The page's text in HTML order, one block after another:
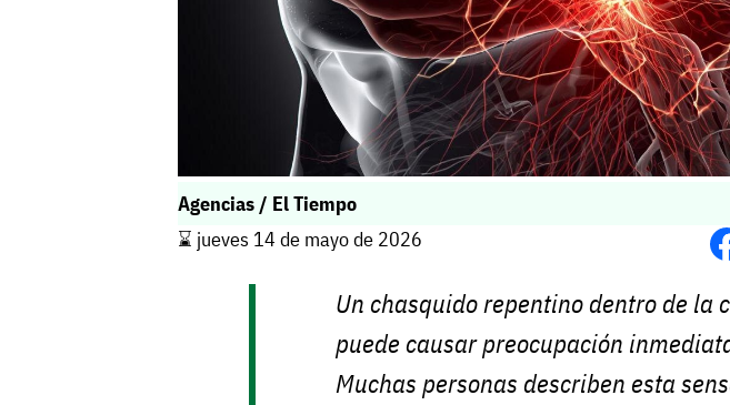
Agencias / El Tiempo
⌛️ jueves 14 de mayo de 2026
Un chasquido repentino dentro de la
puede causar preocupación
Muchas personas describen esta